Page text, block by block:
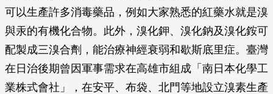
可以生產許多消毒藥品，例如大家熟悉的紅藥水就是溴
與汞的有機化合物。此外，溴化鉀、溴化鈉及溴化銨可
配製成三溴合劑，能治療神經衰弱和歇斯底里症。臺灣
在日治後期曾因軍事需求在高雄市組成「南日本化學工
業株式會社」，在安平、布袋、北門等地設立溴素生產